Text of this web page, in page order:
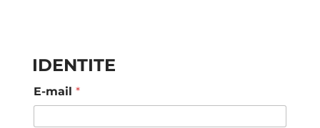
IDENTITE
E-mail *